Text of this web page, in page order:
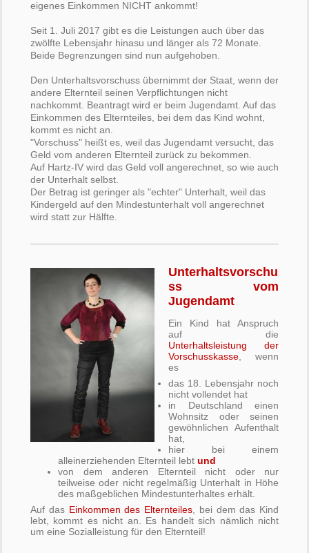
eigenes Einkommen NICHT ankommt!
Seit 1. Juli 2017 gibt es die Leistungen auch über das
zwölfte Lebensjahr hinasu und länger als 72 Monate.
Beide Begrenzungen sind nun aufgehoben.
Den Unterhaltsvorschuss übernimmt der Staat, wenn der
andere Elternteil seinen Verpflichtungen nicht
nachkommt. Beantragt wird er beim Jugendamt. Auf das
Einkommen des Elternteiles, bei dem das Kind wohnt,
kommt es nicht an.
"Vorschuss" heißt es, weil das Jugendamt versucht, das
Geld vom anderen Elternteil zurück zu bekommen.
Auf Hartz-IV wird das Geld voll angerechnet, so wie auch
der Unterhalt selbst.
Der Betrag ist geringer als "echter" Unterhalt, weil das
Kindergeld auf den Mindestunterhalt voll angerechnet
wird statt zur Hälfte.
Unterhaltsvorschu
ss vom
Jugendamt
Ein Kind hat Anspruch
auf die
Unterhaltsleistung der
Vorschusskasse , wenn
es
das 18. Lebensjahr noch
nicht vollendet hat
in Deutschland einen
Wohnsitz oder seinen
gewöhnlichen Aufenthalt
hat,
hier bei einem
alleinerziehenden Elternteil lebt und
von dem anderen Elternteil nicht oder nur
teilweise oder nicht regelmäßig Unterhalt in Höhe
des maßgeblichen Mindestunterhaltes erhält.
Auf das Einkommen des Elternteiles, bei dem das Kind
lebt, kommt es nicht an. Es handelt sich nämlich nicht
um eine Sozialleistung für den Elternteil!